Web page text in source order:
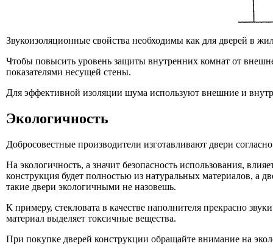
Звукоизоляционные свойства необходимы как для дверей в
Чтобы повысить уровень защиты внутренних комнат от
показателями несущей стены.
Для эффективной изоляции шума используют внешние и
Экологичность
Добросовестные производители изготавливают двери
На экологичность, а значит безопасность использования,
конструкция будет полностью из натуральных материалов, а
такие двери экологичными не назовешь.
К примеру, стекловата в качестве наполнителя прекрасно
материал выделяет токсичные вещества.
При покупке дверей конструкции обращайте внимание на